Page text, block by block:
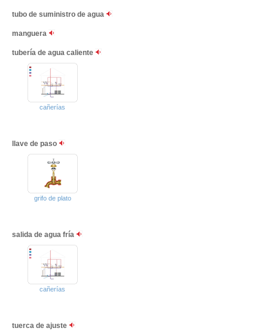
tubo de suministro de agua
manguera
tubería de agua caliente
cañerías
llave de paso
grifo de plato
salida de agua fría
cañerías
tuerca de ajuste